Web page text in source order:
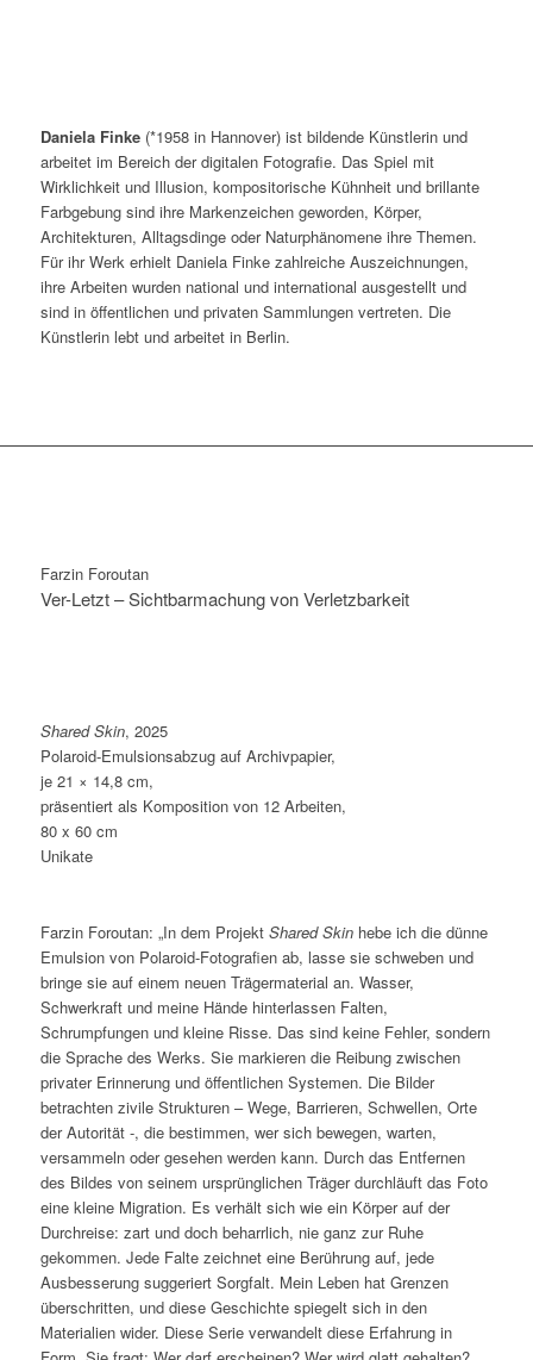
Daniela Finke(*1958 in Hannover) ist bildende Künstlerin und
arbeitet im Bereich der digitalen Fotografie. Das Spiel mit
Wirklichkeit und Illusion, kompositorische Kühnheit und brillante
Farbgebung sind ihre Markenzeichen geworden, Körper,
Architekturen, Alltagsdinge oder Naturphänomene ihre Themen.
Für ihr Werk erhielt Daniela Finke zahlreiche Auszeichnungen,
ihre Arbeiten wurden national und international ausgestellt und
sind in öffentlichen und privaten Sammlungen vertreten. Die
Künstlerin lebt und arbeitet in Berlin.
Farzin Foroutan
Ver-Letzt – Sichtbarmachung von Verletzbarkeit
Shared Skin, 2025
Polaroid-Emulsionsabzug auf Archivpapier,
je 21 × 14,8 cm,
präsentiert als Komposition von 12 Arbeiten,
80 x 60 cm
Unikate
Farzin Foroutan: „In dem Projekt Shared Skinhebe ich die dünne
Emulsion von Polaroid-Fotografien ab, lasse sie schweben und
bringe sie auf einem neuen Trägermaterial an. Wasser,
Schwerkraft und meine Hände hinterlassen Falten,
Schrumpfungen und kleine Risse. Das sind keine Fehler, sondern
die Sprache des Werks. Sie markieren die Reibung zwischen
privater Erinnerung und öffentlichen Systemen. Die Bilder
betrachten zivile Strukturen – Wege, Barrieren, Schwellen, Orte
der Autorität -, die bestimmen, wer sich bewegen, warten,
versammeln oder gesehen werden kann. Durch das Entfernen
des Bildes von seinem ursprünglichen Träger durchläuft das Foto
eine kleine Migration. Es verhält sich wie ein Körper auf der
Durchreise: zart und doch beharrlich, nie ganz zur Ruhe
gekommen. Jede Falte zeichnet eine Berührung auf, jede
Ausbesserung suggeriert Sorgfalt. Mein Leben hat Grenzen
überschritten, und diese Geschichte spiegelt sich in den
Materialien wider. Diese Serie verwandelt diese Erfahrung in